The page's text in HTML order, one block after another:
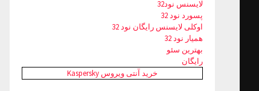
لایسنس نود32
پسورد نود 32
اوکلی لایسنس رایگان نود 32
همیار نود 32
بهترین سئو
رایگان
خرید آنتی ویروس Kaspersky